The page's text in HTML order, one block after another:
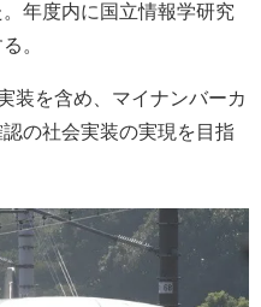
年度内に国立情報学研究
。
装を含め、マイナンバーカ
の社会実装の実現を目指